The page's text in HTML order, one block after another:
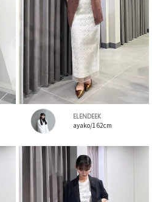
ELENDEEK
ayako/162cm